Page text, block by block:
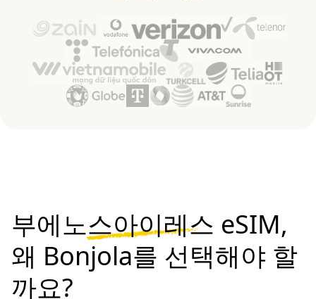
부에노스아이레스 eSIM,
왜 Bonjola를 선택해야 할
까요?